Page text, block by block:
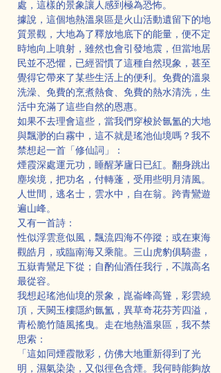
處，這樣的景象讓人感到極為恐怖。
據說，這個地熱溫泉區是火山活動遺留下的地
質景觀，大地為了釋放地底下的能量，便不定
時地向上噴射，雖然也會引發地震，但當地居
民並不恐懼，已經習慣了這種自然現象，甚至
覺得它帶來了某些生活上的便利。免費的溫泉
洗澡、免費的烹煮熱食、免費的熱水清洗，生
活中充滿了這些自然的恩惠。
如果不去理會這些，當我們穿梭於氤氳的大地
與飄渺的白霧中，這不就是瑤池仙境嗎？我不
禁想起一首「修仙詞」：
煙霞深處運元功，睡醒茅廬日已紅。翻身跳出
塵埃境，把功名，付轉蓬，受用些明月清風。
人世間，逃名士，雲水中，自在翁。跨青鸞遊
遍山峰。
又有一首詩：
性似浮雲意似風，飄流四海不停蹤；或在東海
觀皓月，或臨南海又乘龍。三山虎豹俱騎盡，
五嶽青鸞足下從；自酌仙酒任我行，不識高名
最從容。
我想起瑤池仙境的景象，崑崙峰高聳，彩雲繞
頂，天闕玉樓隱約氤氳，異草奇花芬芳四溢，
青松脆竹隨風搖曳。走在地熱溫泉區，我不禁
思索：
「這如同煙霞散彩，仿佛大地重新得到了光
明，濕氣染染，又似徑色含煙。我何時能夠放